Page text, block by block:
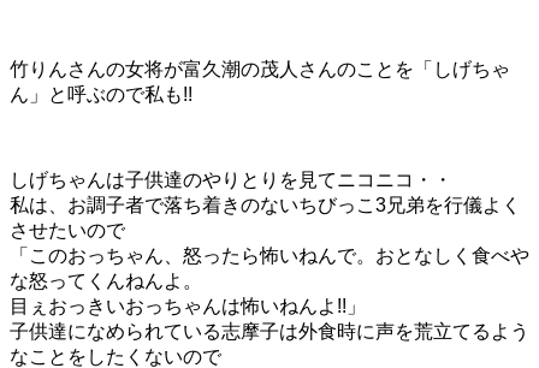
竹りんさんの女将が富久潮の茂人さんのことを「しげちゃ
ん」と呼ぶので私も!!
しげちゃんは子供達のやりとりを見てニコニコ・・
私は、お調子者で落ち着きのないちびっこ3兄弟を行儀よく
させたいので
「このおっちゃん、怒ったら怖いねんで。おとなしく食べや
な怒ってくんねんよ。
目ぇおっきいおっちゃんは怖いねんよ!!」
子供達になめられている志摩子は外食時に声を荒立てるよう
なことをしたくないので